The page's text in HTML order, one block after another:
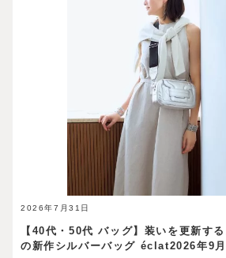
2026年7月31日
【40代・50代 バッグ】装いを更新す
の新作シルバーバッグ éclat2026年9